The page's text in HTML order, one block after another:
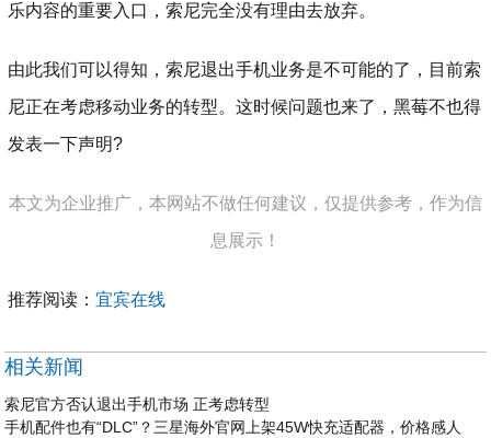
乐内容的重要入口，索尼完全没有理由去放弃。
由此我们可以得知，索尼退出手机业务是不可能的了，目前索
尼正在考虑移动业务的转型。这时候问题也来了，黑莓不也得
发表一下声明?
本文为企业推广，本网站不做任何建议，仅提供参考，作为信
息展示！
推荐阅读：宜宾在线
相关新闻
索尼官方否认退出手机市场 正考虑转型
手机配件也有“DLC”？三星海外官网上架45W快充适配器，价格感人